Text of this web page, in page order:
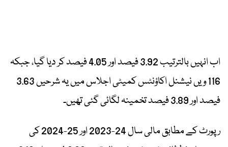
اب انہیں بالترتیب 3.92 فیصد اور 4.05 فیصد کر دیا گیا، جبکہ
116 ویں نیشنل اکاؤنٹس کمیٹی اجلاس میں یہ شرحیں 3.63
فیصد اور 3.89 فیصد تخمینہ لگائی گئی تھیں۔
رپورٹ کے مطابق مالی سال 24-2023 اور 25-2024 کی